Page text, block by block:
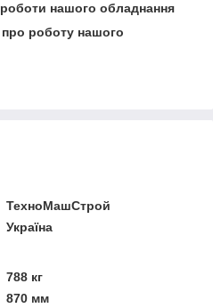
нашого обладнання
про роботу нашого
ТехноМашСтрой
Україна
788 кг
870 мм